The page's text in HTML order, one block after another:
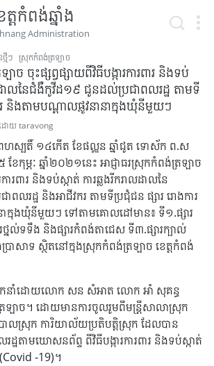
ត្តកំពង់ឆ្នាំង
Administration
មីៗ ស្រុកកំពង់ត្រឡាច
ាច ចុះផ្សព្វផ្សាយពីវិធីបង្ការការពារ និងទប់
ដាលនៃជំងឺកូវីដ១៩ ជូនដល់ប្រជាពលរដ្ឋ តាមទី
រ និងតាមបណ្តាលផ្លូវនានាក្នុងឃុំនីមួយៗ
ោយtaravong
ព្រហស្បតិ៍ ១៤កើត ខែផល្គុន ឆ្នាំជូត ទោស័ក ព.ស
ែកុម្ភៈ ឆ្នាំ២០២១នេះ អាជ្ញាធរស្រុកកំពង់ត្រឡាច
ការពារ និងទប់ស្កាត់ ការឆ្លងរីករាលដាលនៃ
លរដ្ឋ និងអាជីវករ តាមទីប្រជុំជន ផ្សារ រោងការ
ាក្នុងឃុំនីមួយៗ ទៅតាមគោលដៅមាន៖ ទី១.ផ្សារ
នល់ទទឹង និងផ្សារកំពង់តាជេស ទី៣.ផ្សារក្បាល់
រាសាទ ស្ថិតនៅក្នុងស្រុកកំពង់ត្រឡាច ខេត្តកំពង់
ដឹកនាំដោយលោក សន សំអាត លោក អាំ សុគន្ធ
ាច។ ដោយមានការចូលរូមពីមន្ត្រីសាលាស្រុក
បាលស្រុក ការិយាល័យប្រតិបត្តិស្រុក ដែលបាន
ដ្ឋតាមឃោសនព័ព្ទ ពីវិធីបង្ការការពារ និងទប់ស្កាត់
-19)។